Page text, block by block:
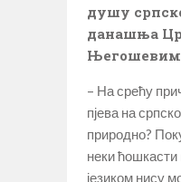
душу
данашња
Његошевим
– На срећу
пјева на
природно?
неки
језиком нису